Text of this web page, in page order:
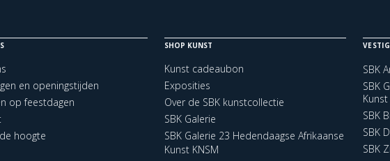
en openingstijden
op feestdagen
hoogte
SHOP KUNST
Kunst cadeaubon
Exposities
Over de SBK kunstcollectie
SBK Galerie
SBK Galerie 23 Hedendaagse Afrikaanse
Kunst KNSM
SBK
SBK
Kunst
SBK
SBK
SBK